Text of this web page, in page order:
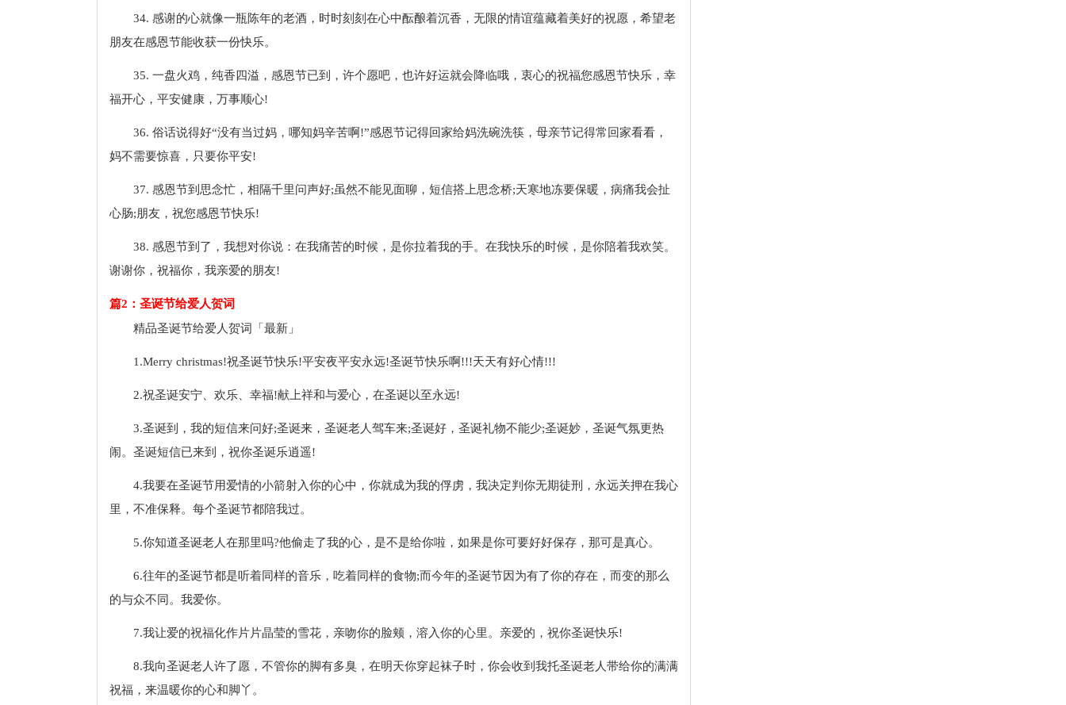
34. 感谢的心就像一瓶陈年的老酒，时时刻刻在心中酝酿着沉香，无限的情谊蕴藏着美好的祝愿，希望老
朋友在感恩节能收获一份快乐。
35. 一盘火鸡，纯香四溢，感恩节已到，许个愿吧，也许好运就会降临哦，衷心的祝福您感恩节快乐，幸
福开心，平安健康，万事顺心!
36. 俗话说得好“没有当过妈，哪知妈辛苦啊!”感恩节记得回家给妈洗碗洗筷，母亲节记得常回家看看，
妈不需要惊喜，只要你平安!
37. 感恩节到思念忙，相隔千里问声好;虽然不能见面聊，短信搭上思念桥;天寒地冻要保暖，病痛我会扯
心肠;朋友，祝您感恩节快乐!
38. 感恩节到了，我想对你说：在我痛苦的时候，是你拉着我的手。在我快乐的时候，是你陪着我欢笑。
谢谢你，祝福你，我亲爱的朋友!
篇2：圣诞节给爱人贺词
精品圣诞节给爱人贺词「最新」
1.Merry christmas!祝圣诞节快乐!平安夜平安永远!圣诞节快乐啊!!!天天有好心情!!!
2.祝圣诞安宁、欢乐、幸福!献上祥和与爱心，在圣诞以至永远!
3.圣诞到，我的短信来问好;圣诞来，圣诞老人驾车来;圣诞好，圣诞礼物不能少;圣诞妙，圣诞气氛更热
闹。圣诞短信已来到，祝你圣诞乐逍遥!
4.我要在圣诞节用爱情的小箭射入你的心中，你就成为我的俘虏，我决定判你无期徒刑，永远关押在我心
里，不准保释。每个圣诞节都陪我过。
5.你知道圣诞老人在那里吗?他偷走了我的心，是不是给你啦，如果是你可要好好保存，那可是真心。
6.往年的圣诞节都是听着同样的音乐，吃着同样的食物;而今年的圣诞节因为有了你的存在，而变的那么
的与众不同。我爱你。
7.我让爱的祝福化作片片晶莹的雪花，亲吻你的脸颊，溶入你的心里。亲爱的，祝你圣诞快乐!
8.我向圣诞老人许了愿，不管你的脚有多臭，在明天你穿起袜子时，你会收到我托圣诞老人带给你的满满
祝福，来温暖你的心和脚丫。